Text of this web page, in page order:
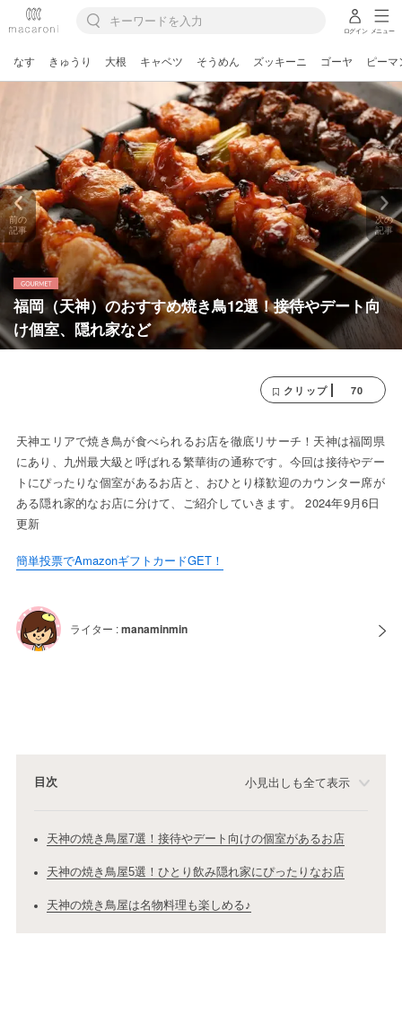
ログイン メニュー
なす きゅうり 大根 キャベツ そうめん ズッキーニ ゴーヤ ピーマ
福岡（天神）のおすすめ焼き鳥12選！接待やデート向
け個室、隠れ家など
前の
記事
次の
記事
クリップ 70
天神エリアで焼き鳥が食べられるお店を徹底リサーチ！天神は福岡県
にあり、九州最大級と呼ばれる繁華街の通称です。今回は接待やデー
トにぴったりな個室があるお店と、おひとり様歓迎のカウンター席が
ある隠れ家的なお店に分けて、ご紹介していきます。 2024年9月6日
更新
簡単投票でAmazonギフトカードGET！
ライター :manaminmin
目次 小見出しも全て表示
天神の焼き鳥屋7選！接待やデート向けの個室があるお店
天神の焼き鳥屋5選！ひとり飲み隠れ家にぴったりなお店
天神の焼き鳥屋は名物料理も楽しめる♪